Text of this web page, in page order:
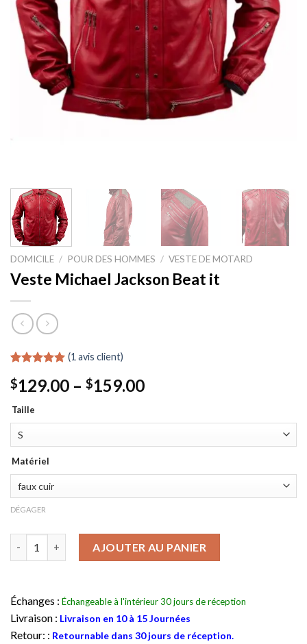
DOMICILE / POUR DES HOMMES / VESTE DE MOTARD
Veste Michael Jackson Beat it
de 5 basé
sur
évaluation
(1 avis client)
$129.00 – $159.00Fourchette:
$159.00
Taille
Matériel
DÉGAGER
AJOUTER AU PANIER
Échanges : Échangeable à l'intérieur 30 jours de réception
Livraison : Livraison en 10 à 15 Journées
Retour: : Retournable dans 30 jours de réception.